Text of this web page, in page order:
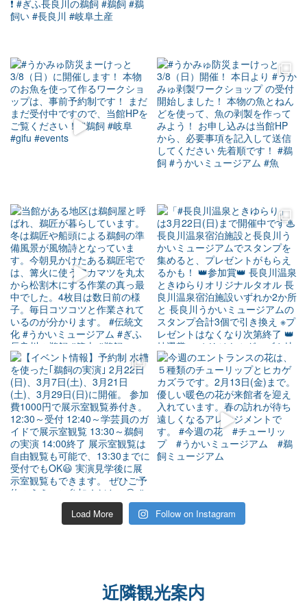
Load More Follow on Instagram
近隣観光案内